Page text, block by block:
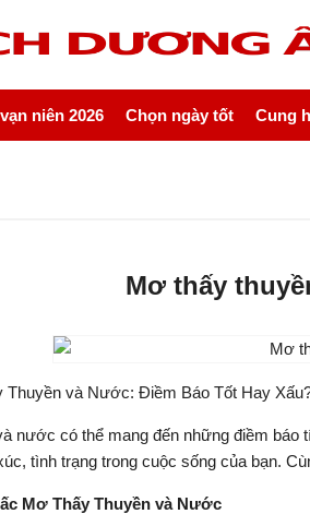
niên 2026 Chọn ngày tốt Cung
Mơ thấy
Thuyền và Nước: Điềm Báo Tốt Hay
nước có thể mang đến những điềm
tình trạng trong cuộc sống của bạn.
Mơ Thấy Thuyền và Nước